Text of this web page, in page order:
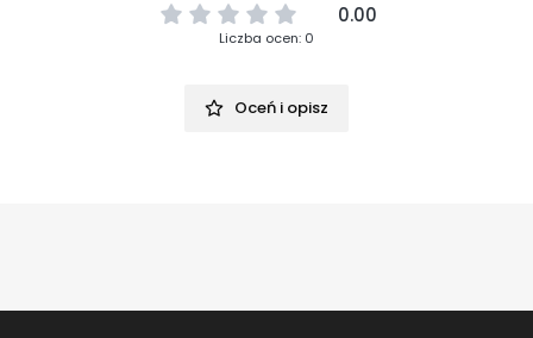
0.00
Liczba ocen: 0
Oceń i opisz